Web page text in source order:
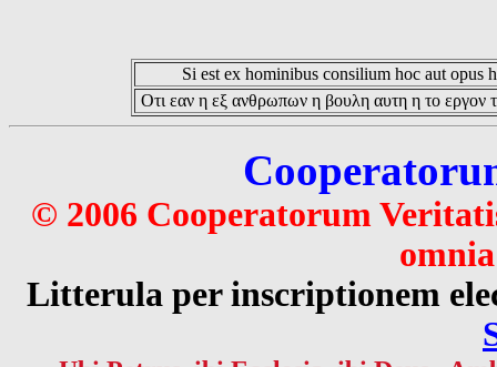
Si est ex hominibus consilium hoc aut opus
Οτι εαν η εξ ανθρωπων η βουλη αυτη η το εργον
© 2006 Cooperatorum
Litterula per inscriptionem